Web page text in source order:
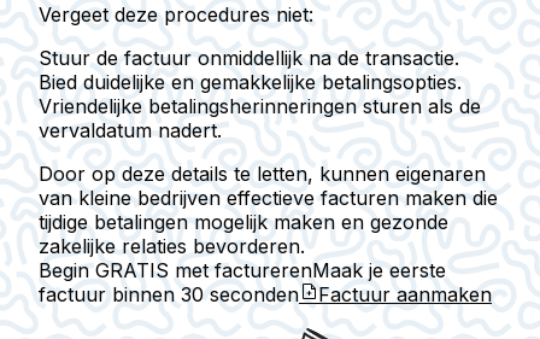
Vergeet deze procedures niet:
Stuur de factuur onmiddellijk na de transactie.
Bied duidelijke en gemakkelijke betalingsopties.
Vriendelijke betalingsherinneringen sturen als de
vervaldatum nadert.
Door op deze details te letten, kunnen eigenaren
van kleine bedrijven effectieve facturen maken die
tijdige betalingen mogelijk maken en gezonde
zakelijke relaties bevorderen.
Begin GRATIS met facturerenMaak je eerste
factuur binnen 30 seconden Factuur aanmaken